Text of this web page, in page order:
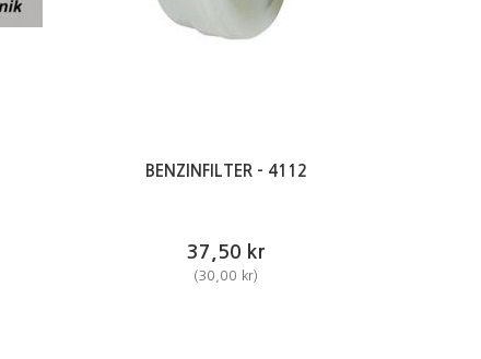
BENZINFILTER - 4112
37,50 kr
(30,00 kr)